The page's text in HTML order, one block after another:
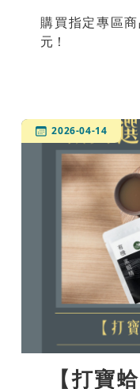
購買指定專區
元！
【打寶
2026-04-14